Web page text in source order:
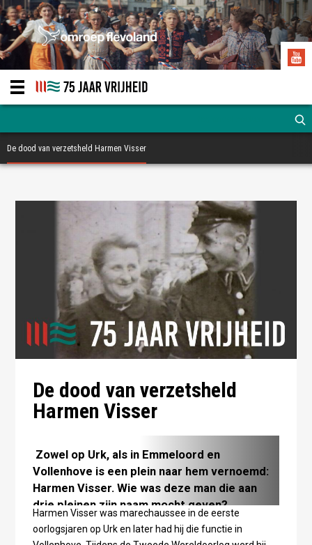
De dood van verzetsheld Harmen Visser
De dood van verzetsheld
Harmen Visser
Zowel op Urk, als in Emmeloord en
Vollenhove is een plein naar hem vernoemd:
Harmen Visser. Wie was deze man die aan
drie pleinen zijn naam mocht geven?
Harmen Visser was marechaussee in de eerste
oorlogsjaren op Urk en later had hij die functie in